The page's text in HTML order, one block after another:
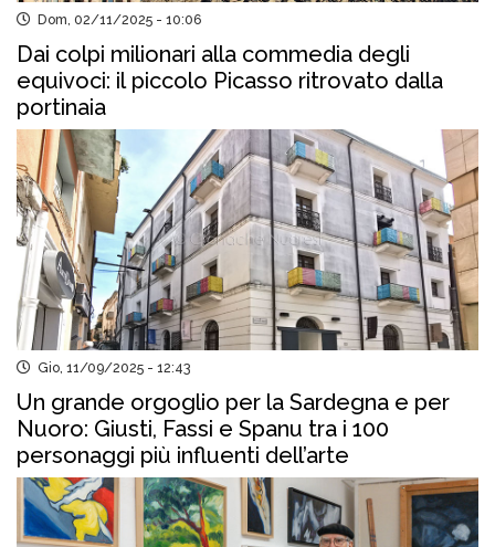
Dom, 02/11/2025 - 10:06
Dai colpi milionari alla commedia degli
equivoci: il piccolo Picasso ritrovato dalla
portinaia
Gio, 11/09/2025 - 12:43
Un grande orgoglio per la Sardegna e per
Nuoro: Giusti, Fassi e Spanu tra i 100
personaggi più influenti dell’arte